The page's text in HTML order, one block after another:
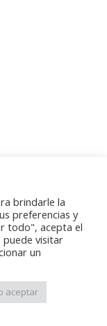
brindarle la
preferencias y
todo", acepta el
puede visitar
un
aceptar